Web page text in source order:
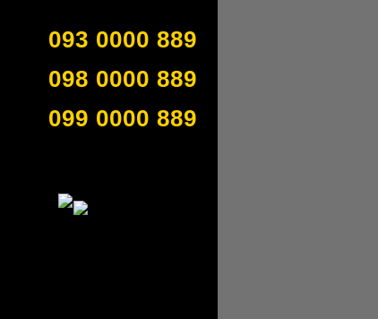
093 0000 889
098 0000 889
099 0000 889